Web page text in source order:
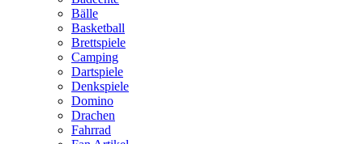
Bälle
Basketball
Brettspiele
Camping
Dartspiele
Denkspiele
Domino
Drachen
Fahrrad